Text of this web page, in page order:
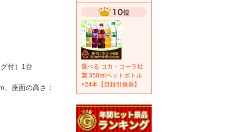
付）1台
座面の高さ：
選べる コカ・コーラ社
製 350mlペットボトル
×24本【目録引換券】